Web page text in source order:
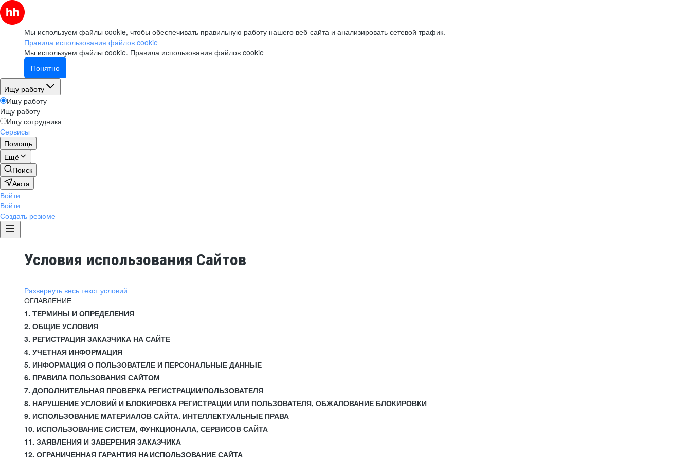
Мы используем файлы cookie, чтобы обеспечивать правильную работу нашего веб-сайта и анализировать сетевой трафик.
Правила использования файлов cookie
Мы используем файлы cookie. Правила использования файлов cookie
Понятно
Ищу работу
Ищу работу
Ищу работу
Ищу сотрудника
Сервисы
Помощь
Ещё
Поиск
Аюта
Войти
Войти
Создать резюме
Условия использования Сайтов
Развернуть весь текст условий
ОГЛАВЛЕНИЕ
1. ТЕРМИНЫ И ОПРЕДЕЛЕНИЯ
2. ОБЩИЕ УСЛОВИЯ
3. РЕГИСТРАЦИЯ ЗАКАЗЧИКА НА САЙТЕ
4. УЧЕТНАЯ ИНФОРМАЦИЯ
5. ИНФОРМАЦИЯ О ПОЛЬЗОВАТЕЛЕ И ПЕРСОНАЛЬНЫЕ ДАННЫЕ
6. ПРАВИЛА ПОЛЬЗОВАНИЯ САЙТОМ
7. ДОПОЛНИТЕЛЬНАЯ ПРОВЕРКА РЕГИСТРАЦИИ/ПОЛЬЗОВАТЕЛЯ
8. НАРУШЕНИЕ УСЛОВИЙ И БЛОКИРОВКА РЕГИСТРАЦИИ ИЛИ ПОЛЬЗОВАТЕЛЯ, ОБЖАЛОВАНИЕ БЛОКИРОВКИ
9. ИСПОЛЬЗОВАНИЕ МАТЕРИАЛОВ САЙТА. ИНТЕЛЛЕКТУАЛЬНЫЕ ПРАВА
10. ИСПОЛЬЗОВАНИЕ СИСТЕМ, ФУНКЦИОНАЛА, СЕРВИСОВ САЙТА
11. ЗАЯВЛЕНИЯ И ЗАВЕРЕНИЯ ЗАКАЗЧИКА
12. ОГРАНИЧЕННАЯ ГАРАНТИЯ НА ИСПОЛЬЗОВАНИЕ САЙТА